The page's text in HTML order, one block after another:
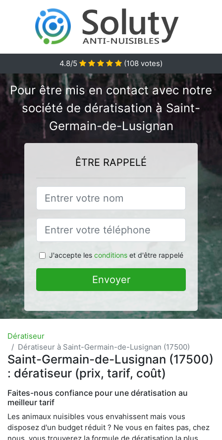
4.8/5 (108 votes)
Pour être mis en contact avec notre
société de dératisation à Saint-
Germain-de-Lusignan
ÊTRE RAPPELÉ
J'accepte les conditionset d'être rappelé
Envoyer
Dératiseur
Dératiseur à Saint-Germain-de-Lusignan (17500)
Saint-Germain-de-Lusignan (17500)
: dératiseur (prix, tarif, coût)
Faites-nous confiance pour une dératisation au
meilleur tarif
Les animaux nuisibles vous envahissent mais vous
disposez d'un budget réduit ? Ne vous en faites pas, chez